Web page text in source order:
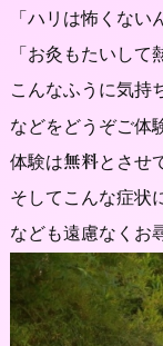
「ハリは怖くない
「お灸もたいして
こんなふうに気持
などをどうぞご体
体験は無料とさせ
そしてこんな症状
なども遠慮なくお